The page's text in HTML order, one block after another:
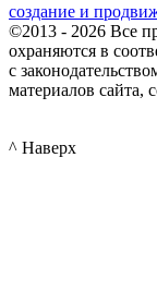
создание и
©2013 - 2026 Все
охраняются в
с
материалов сайта,
^ Наверх